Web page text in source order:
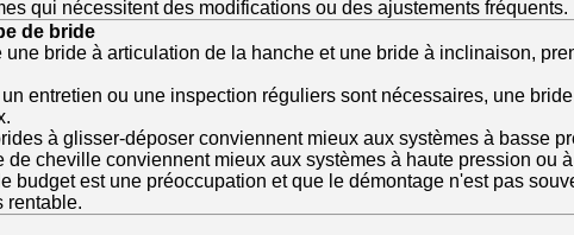
qui nécessitent des modifications ou des ajustements fréquents.
de bride
une bride à articulation de la hanche et une bride à inclinaison,
entretien ou une inspection réguliers sont nécessaires, une
à glisser-déposer conviennent mieux aux systèmes à basse
cheville conviennent mieux aux systèmes à haute pression ou
budget est une préoccupation et que le démontage n'est pas
rentable.